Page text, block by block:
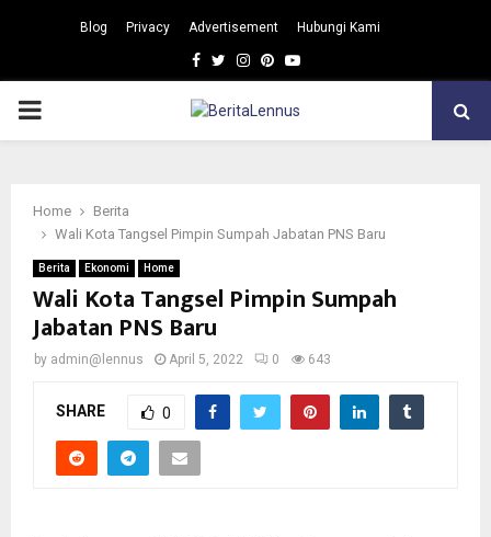
Blog Privacy Advertisement Hubungi Kami
Facebook
TwitterInstagram
Pinterest
Youtube
PRIMARY
Home
Berita
Wali Kota Tangsel Pimpin Sumpah Jabatan PNS Baru
Berita Ekonomi Home
Wali Kota Tangsel Pimpin Sumpah
Jabatan PNS Baru
by admin@lennus April 5, 2022 0 643
SHARE 0